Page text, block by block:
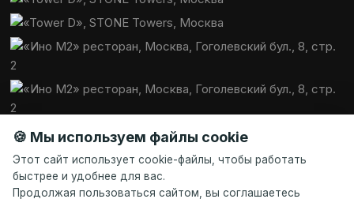
🍪 Мы используем файлы cookie
Этот сайт использует cookie-файлы, чтобы работать
быстрее и удобнее для вас.
Продолжая пользоваться сайтом, вы соглашаетесь